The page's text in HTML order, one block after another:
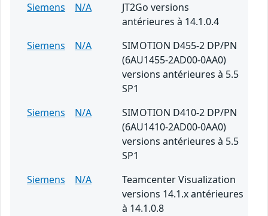
Siemens
N/A
JT2Go versions
antérieures à 14.1.0.4
Siemens
N/A
SIMOTION D455-2 DP/PN
(6AU1455-2AD00-0AA0)
versions antérieures à 5.5
SP1
Siemens
N/A
SIMOTION D410-2 DP/PN
(6AU1410-2AD00-0AA0)
versions antérieures à 5.5
SP1
Siemens
N/A
Teamcenter Visualization
versions 14.1.x antérieures
à 14.1.0.8